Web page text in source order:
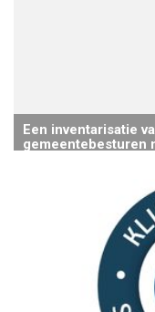
Een inventarisatie
gemeentebesturen